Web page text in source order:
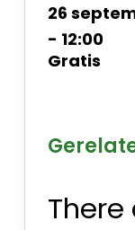
26
- 12:00
Gratis